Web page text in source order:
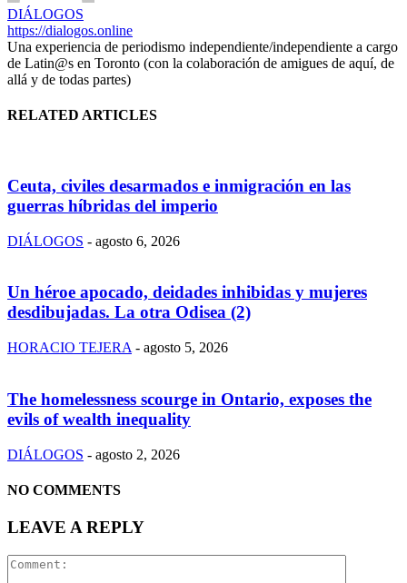
DIÁLOGOS
https://dialogos.online
Una experiencia de periodismo independiente/independiente a cargo
de Latin@s en Toronto (con la colaboración de amigues de aquí, de
allá y de todas partes)
RELATED ARTICLES
Ceuta, civiles desarmados e inmigración en las
guerras híbridas del imperio
DIÁLOGOS - agosto 6, 2026
Un héroe apocado, deidades inhibidas y mujeres
desdibujadas. La otra Odisea (2)
HORACIO TEJERA - agosto 5, 2026
The homelessness scourge in Ontario, exposes the
evils of wealth inequality
DIÁLOGOS - agosto 2, 2026
NO COMMENTS
LEAVE A REPLY